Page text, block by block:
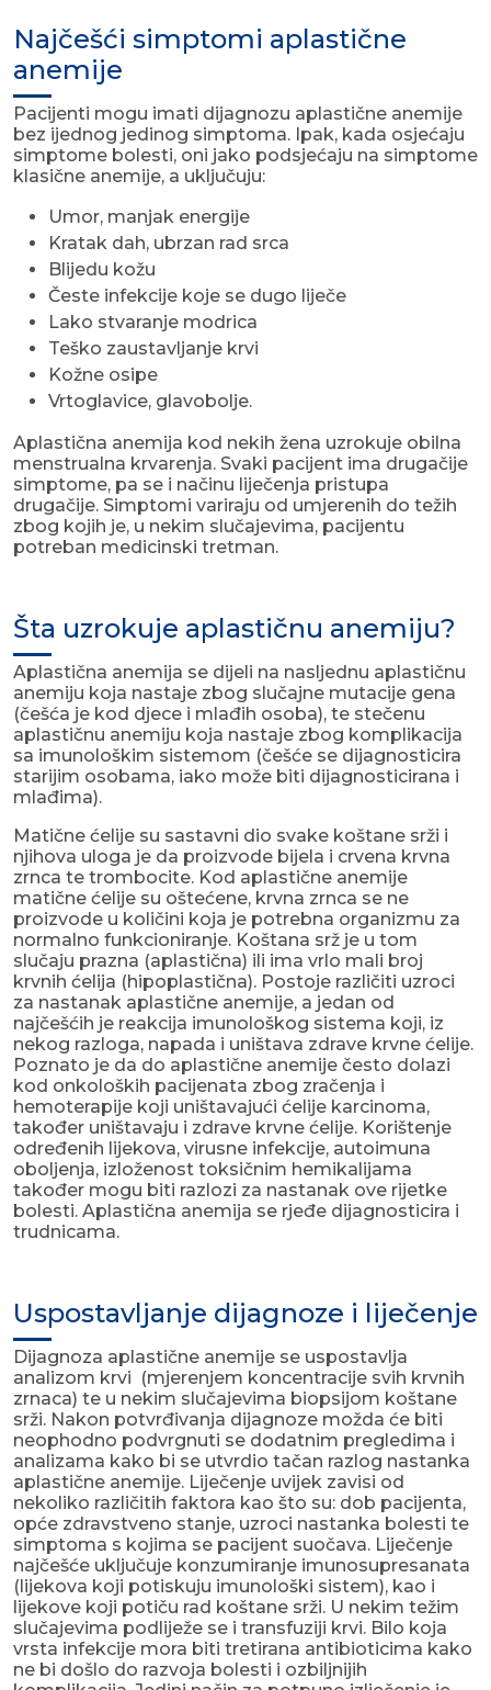
Najčešći simptomi aplastične
anemije
Pacijenti mogu imati dijagnozu aplastične anemije
bez ijednog jedinog simptoma. Ipak, kada osjećaju
simptome bolesti, oni jako podsjećaju na simptome
klasične anemije, a uključuju:
Umor, manjak energije
Kratak dah, ubrzan rad srca
Blijedu kožu
Česte infekcije koje se dugo liječe
Lako stvaranje modrica
Teško zaustavljanje krvi
Kožne osipe
Vrtoglavice, glavobolje.
Aplastična anemija kod nekih žena uzrokuje obilna
menstrualna krvarenja. Svaki pacijent ima drugačije
simptome, pa se i načinu liječenja pristupa
drugačije. Simptomi variraju od umjerenih do težih
zbog kojih je, u nekim slučajevima, pacijentu
potreban medicinski tretman.
Šta uzrokuje aplastičnu anemiju?
Aplastična anemija se dijeli na nasljednu aplastičnu
anemiju koja nastaje zbog slučajne mutacije gena
(češća je kod djece i mlađih osoba), te stečenu
aplastičnu anemiju koja nastaje zbog komplikacija
sa imunološkim sistemom (češće se dijagnosticira
starijim osobama, iako može biti dijagnosticirana i
mlađima).
Matične ćelije su sastavni dio svake koštane srži i
njihova uloga je da proizvode bijela i crvena krvna
zrnca te trombocite. Kod aplastične anemije
matične ćelije su oštećene, krvna zrnca se ne
proizvode u količini koja je potrebna organizmu za
normalno funkcioniranje. Koštana srž je u tom
slučaju prazna (aplastična) ili ima vrlo mali broj
krvnih ćelija (hipoplastična). Postoje različiti uzroci
za nastanak aplastične anemije, a jedan od
najčešćih je reakcija imunološkog sistema koji, iz
nekog razloga, napada i uništava zdrave krvne ćelije.
Poznato je da do aplastične anemije često dolazi
kod onkoloških pacijenata zbog zračenja i
hemoterapije koji uništavajući ćelije karcinoma,
također uništavaju i zdrave krvne ćelije. Korištenje
određenih lijekova, virusne infekcije, autoimuna
oboljenja, izloženost toksičnim hemikalijama
također mogu biti razlozi za nastanak ove rijetke
bolesti. Aplastična anemija se rjeđe dijagnosticira i
trudnicama.
Uspostavljanje dijagnoze i liječenje
Dijagnoza aplastične anemije se uspostavlja
analizom krvi (mjerenjem koncentracije svih krvnih
zrnaca) te u nekim slučajevima biopsijom koštane
srži. Nakon potvrđivanja dijagnoze možda će biti
neophodno podvrgnuti se dodatnim pregledima i
analizama kako bi se utvrdio tačan razlog nastanka
aplastične anemije. Liječenje uvijek zavisi od
nekoliko različitih faktora kao što su: dob pacijenta,
opće zdravstveno stanje, uzroci nastanka bolesti te
simptoma s kojima se pacijent suočava. Liječenje
najčešće uključuje konzumiranje imunosupresanata
(lijekova koji potiskuju imunološki sistem), kao i
lijekove koji potiču rad koštane srži. U nekim težim
slučajevima podliježe se i transfuziji krvi. Bilo koja
vrsta infekcije mora biti tretirana antibioticima kako
ne bi došlo do razvoja bolesti i ozbiljnijih